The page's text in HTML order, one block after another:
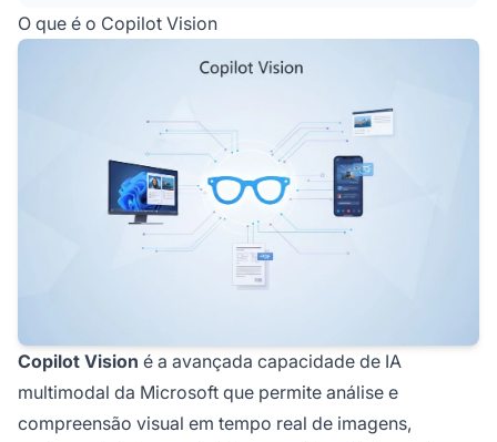
orientações passo a passo sem executar ações
diretas nos dispositivos dos usuários. O
recurso funciona em Windows, Microsoft Edge
focado na privacidade, que exclui
automaticamente os insumos visuais após
cada sessão.
O que é o Copilot Vision
Copilot Vision é a avançada capacidade de IA
multimodal da Microsoft que permite análise e
compreensão visual em tempo real de imagens,